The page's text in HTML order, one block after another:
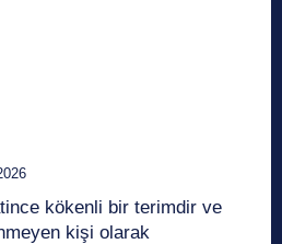
kökenli bir terimdir ve
kişi olarak